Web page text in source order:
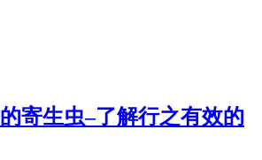
寄生虫–了解行之有效的